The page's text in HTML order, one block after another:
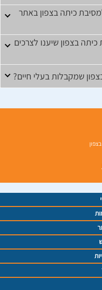
כיתה בצפון באתר
בצפון שיענו לצרכים
שמקבלות בעלי חיים?